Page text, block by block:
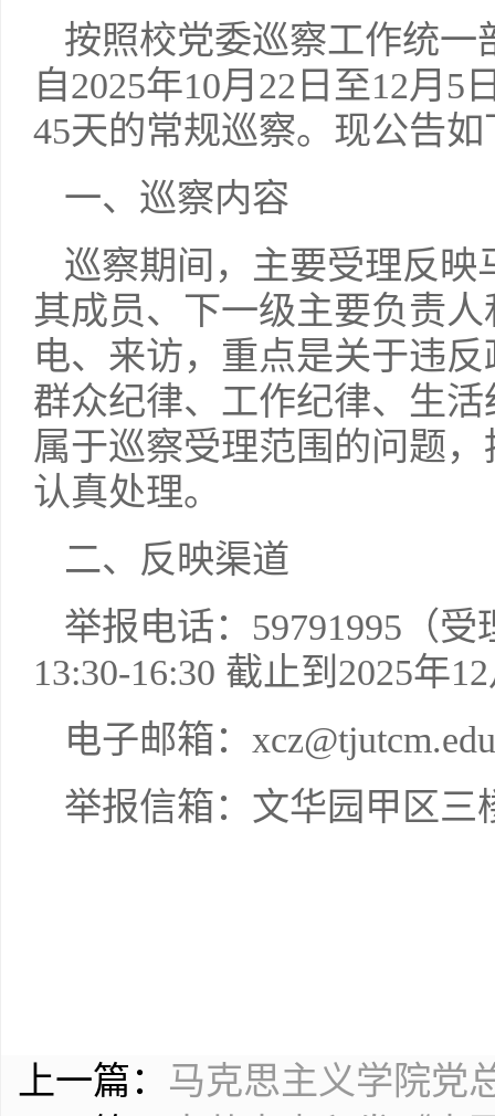
按照校党委巡察工作统
自2025年10月22日至12月
45天的常规巡察。现公告如
一、巡察内容
巡察期间，主要受理反
其成员、下一级主要负责
电、来访，重点是关于违
群众纪律、工作纪律、生
属于巡察受理范围的问题
认真处理。
二、反映渠道
举报电话：59791995（
13:30-16:30 截止到2025年
电子邮箱：
举报信箱：文华园甲区三
上一篇： 马克思主义学院党